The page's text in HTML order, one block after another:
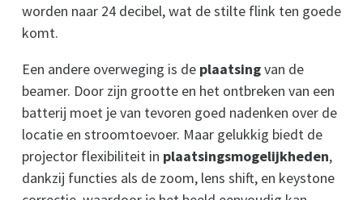
worden naar 24 decibel, wat de stilte flink ten goede
komt.
Een andere overweging is de plaatsingvan de
beamer. Door zijn grootte en het ontbreken van een
batterij moet je van tevoren goed nadenken over de
locatie en stroomtoevoer. Maar gelukkig biedt de
projector flexibiliteit in plaatsingsmogelijkheden,
dankzij functies als de zoom, lens shift, en keystone